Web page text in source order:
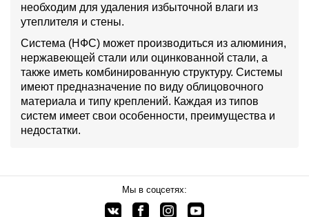
необходим для удаления избыточной влаги из
утеплителя и стены.
Система (НФС) может производиться из алюминия,
нержавеющей стали или оцинкованной стали, а
также иметь комбинированную структуру. Системы
имеют предназначение по виду облицовочного
материала и типу креплений. Каждая из типов
систем имеет свои особенности, преимущества и
недостатки.
Мы в соцсетях: